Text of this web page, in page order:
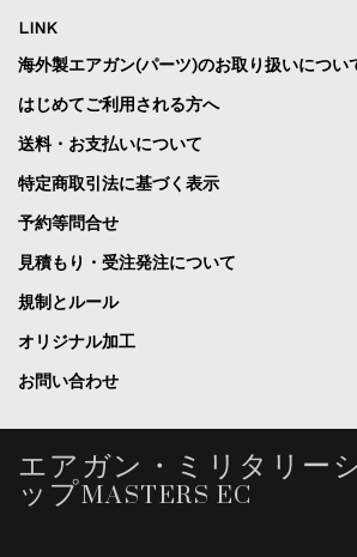
LINK
海外製エアガン(パーツ)のお取り扱いについ
はじめてご利用される方へ
送料・お支払いについて
特定商取引法に基づく表示
予約等問合せ
見積もり・受注発注について
規制とルール
オリジナル加工
お問い合わせ
エアガン・ミリタリー
ップMASTERS EC